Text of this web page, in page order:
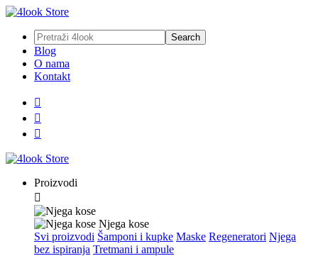
Blog
O nama
Kontakt



Proizvodi

Njega kose
Svi proizvodi Šamponi i kupke Maske Regeneratori Njega
bez ispiranja Tretmani i ampule